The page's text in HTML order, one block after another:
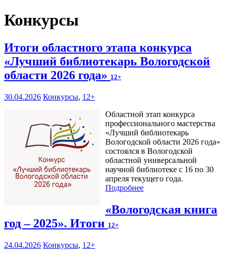
Конкурсы
Итоги областного этапа конкурса
«Лучший библиотекарь Вологодской
области 2026 года» 12+
30.04.2026 Конкурсы, 12+
Областной этап конкурса
профессионального мастерства
«Лучший библиотекарь
Вологодской области 2026 года»
состоялся в Вологодской
областной универсальной
научной библиотеке с 16 по 30
апреля текущего года.
Подробнее
«Вологодская книга
год – 2025». Итоги 12+
24.04.2026 Конкурсы, 12+